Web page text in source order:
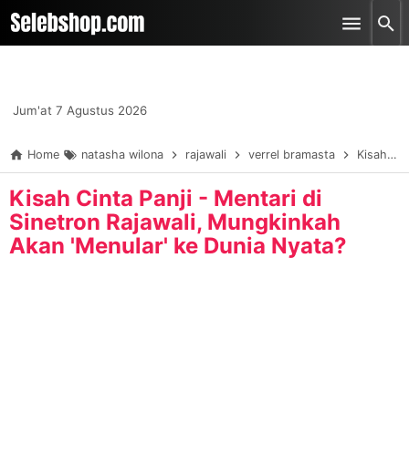
-->
Skip to main content
Jum'at 7 Agustus 2026
Home natasha wilona rajawali verrel bramasta Kisah Cinta Panji - Mentari di Sinetron Rajawali, Mungkinkah Akan 'Menular' ke Dunia Nyata?
Kisah Cinta Panji - Mentari di
Sinetron Rajawali, Mungkinkah
Akan 'Menular' ke Dunia Nyata?